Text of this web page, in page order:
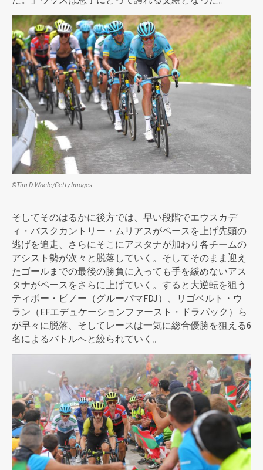
©Tim D.Waele/Getty Images
そしてそのはるかに後方では、早い段階でエウスカデ
ィ・バスクカントリー・ムリアスがペースを上げ先頭の
逃げを追走、さらにそこにアスタナが加わり各チームの
アシスト勢が次々と脱落していく。そしてそのまま迎え
たゴールまでの最後の勝負に入っても手を緩めないアス
タナがペースをさらに上げていく。すると大逆転を狙う
ティボー・ピノー（グルーパマFDJ）、リゴベルト・ウ
ラン（EFエデュケーションファースト・ドラパック）ら
が早々に脱落、そしてレースは一気に総合優勝を狙える6
名によるバトルへと絞られていく。